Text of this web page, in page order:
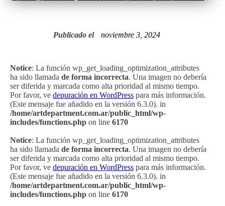
Publicado el noviembre 3, 2024
Notice: La función wp_get_loading_optimization_attributes
ha sido llamada de forma incorrecta. Una imagen no debería
ser diferida y marcada como alta prioridad al mismo tiempo.
Por favor, ve depuración en WordPress para más información.
(Este mensaje fue añadido en la versión 6.3.0). in
/home/artdepartment.com.ar/public_html/wp-
includes/functions.php on line 6170
Notice: La función wp_get_loading_optimization_attributes
ha sido llamada de forma incorrecta. Una imagen no debería
ser diferida y marcada como alta prioridad al mismo tiempo.
Por favor, ve depuración en WordPress para más información.
(Este mensaje fue añadido en la versión 6.3.0). in
/home/artdepartment.com.ar/public_html/wp-
includes/functions.php on line 6170